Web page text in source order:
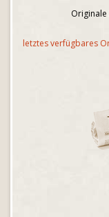
Originale
letztes verfügbares